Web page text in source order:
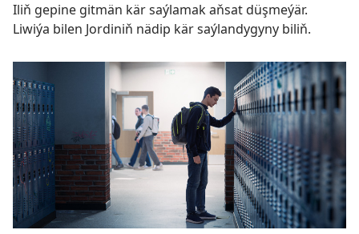
Iliň gepine gitmän kär saýlamak aňsat düşmeýär.
Liwiýa bilen Jordiniň nädip kär saýlandygyny biliň.